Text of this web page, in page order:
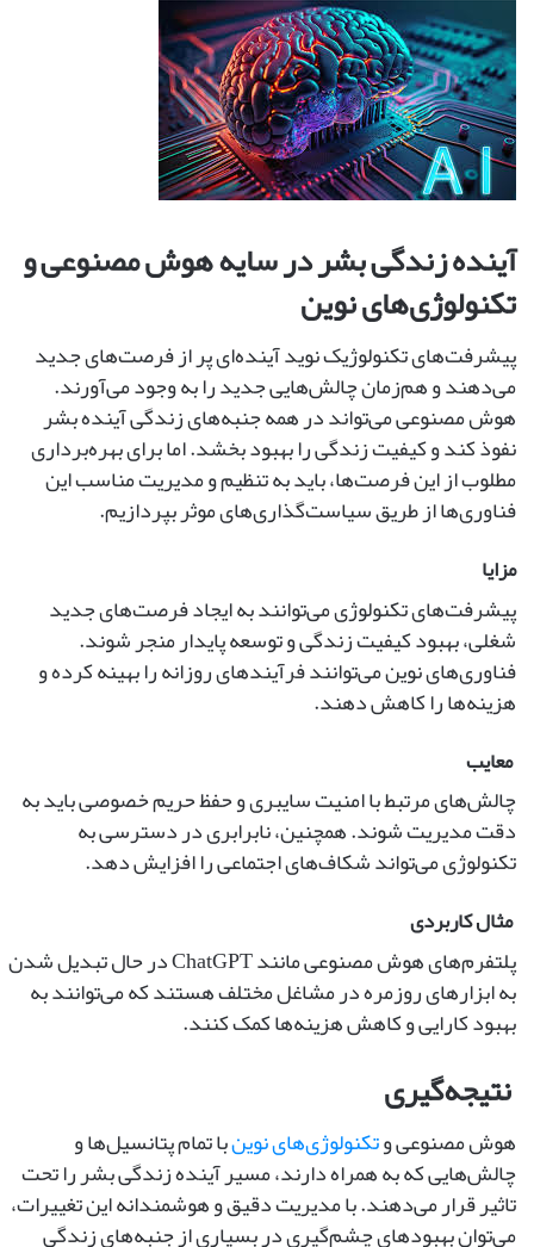
آینده زندگی بشر در سایه هوش مصنوعی و
تکنولوژی‌های نوین
پیشرفت‌های تکنولوژیک نوید آینده‌ای پر از فرصت‌های جدید
می‌دهند و هم‌زمان چالش‌هایی جدید را به وجود می‌آورند.
هوش مصنوعی می‌تواند در همه جنبه‌های زندگی آینده بشر
نفوذ کند و کیفیت زندگی را بهبود بخشد. اما برای بهره‌برداری
مطلوب از این فرصت‌ها، باید به تنظیم و مدیریت مناسب این
فناوری‌ها از طریق سیاست‌گذاری‌های موثر بپردازیم.
مزایا
پیشرفت‌های تکنولوژی می‌توانند به ایجاد فرصت‌های جدید
شغلی، بهبود کیفیت زندگی و توسعه پایدار منجر شوند.
فناوری‌های نوین می‌توانند فرآیندهای روزانه را بهینه کرده و
هزینه‌ها را کاهش دهند.
معایب
چالش‌های مرتبط با امنیت سایبری و حفظ حریم خصوصی باید به
دقت مدیریت شوند. همچنین، نابرابری در دسترسی به
تکنولوژی می‌تواند شکاف‌های اجتماعی را افزایش دهد.
مثال کاربردی
پلتفرم‌های هوش مصنوعی مانند ChatGPT در حال تبدیل شدن
به ابزارهای روزمره در مشاغل مختلف هستند که می‌توانند به
بهبود کارایی و کاهش هزینه‌ها کمک کنند.
نتیجه‌گیری
هوش مصنوعی وتکنولوژی‌های نوینبا تمام پتانسیل‌ها و
چالش‌هایی که به همراه دارند، مسیر آینده زندگی بشر را تحت
تاثیر قرار می‌دهند. با مدیریت دقیق و هوشمندانه این تغییرات،
می‌توان بهبود‌های چشم‌گیری در بسیاری از جنبه‌های زندگی